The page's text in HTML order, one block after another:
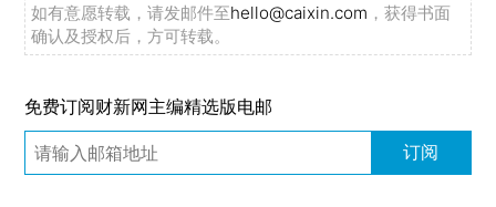
如有意愿转载，请发邮件至hello@caixin.com ，获得书面
确认及授权后，方可转载。
免费订阅财新网主编精选版电邮
订阅